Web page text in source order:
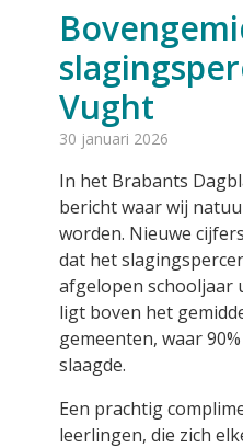
Vught
30 januari 2026
In het Brabants
bericht waar wij
worden. Nieuwe
dat het
afgelopen schooljaar
ligt boven het
gemeenten, waar
slaagde.
Een prachtig
leerlingen, die zich